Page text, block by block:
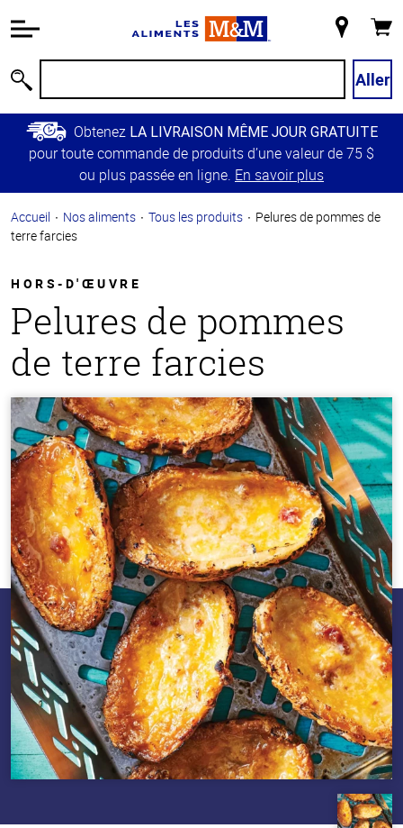
relative à
Passer
contenu
principal
Retour à
principale
magasin
Aller
Obtenez LA LIVRAISON MÊME JOUR GRATUITE
pour toute commande de produits d’une valeur de 75 $
ou plus passée en ligne. En savoir plus
Accueil Nos aliments Tous les produits
Pelures de pommes de
terre farcies
HORS-D'ŒUVRE
Pelures de pommes
de terre farcies